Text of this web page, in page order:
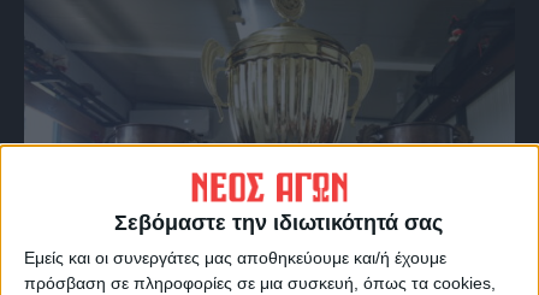
Σεβόμαστε την ιδιωτικότητά σας
Εμείς και οι συνεργάτες μας αποθηκεύουμε και/ή έχουμε
πρόσβαση σε πληροφορίες σε μια συσκευή, όπως τα cookies,